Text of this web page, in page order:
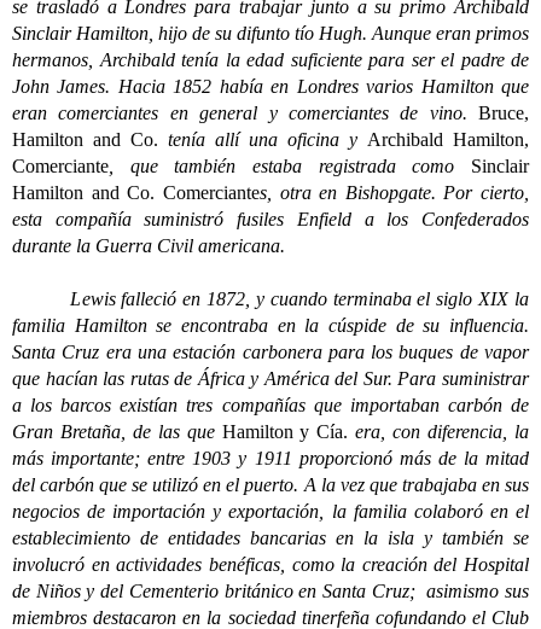
se trasladó a Londres para trabajar junto a su primo Archibald
Sinclair Hamilton, hijo de su difunto tío Hugh. Aunque eran primos
hermanos, Archibald tenía la edad suficiente para ser el padre de
John James. Hacia 1852 había en Londres varios Hamilton que
eran comerciantes en general y comerciantes de vino. Bruce,
Hamilton and Co. tenía allí una oficina y Archibald Hamilton,
Comerciante , que también estaba registrada como Sinclair
Hamilton and Co. Comerciantes, otra en Bishopgate. Por cierto,
esta compañía suministró fusiles Enfield a los Confederados
durante la Guerra Civil americana.
Lewis falleció en 1872, y cuando terminaba el siglo XIX la
familia Hamilton se encontraba en la cúspide de su influencia.
Santa Cruz era una estación carbonera para los buques de vapor
que hacían las rutas de África y América del Sur. Para suministrar
a los barcos existían tres compañías que importaban carbón de
Gran Bretaña, de las que Hamilton y Cía. era, con diferencia, la
más importante; entre 1903 y 1911 proporcionó más de la mitad
del carbón que se utilizó en el puerto. A la vez que trabajaba en sus
negocios de importación y exportación, la familia colaboró en el
establecimiento de entidades bancarias en la isla y también se
involucró en actividades benéficas, como la creación del Hospital
de Niños y del Cementerio británico en Santa Cruz; asimismo sus
miembros destacaron en la sociedad tinerfeña cofundando el Club